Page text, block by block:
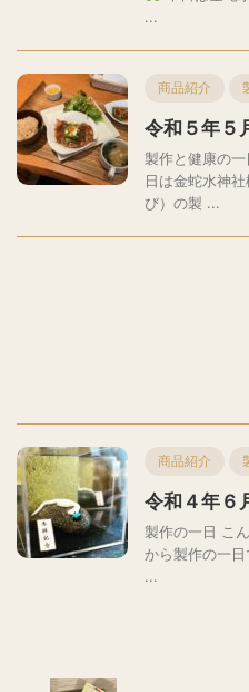
...
商品紹介
令和５年５
製作と健康の
日は金蛇水神
び）の製 ...
商品紹介
令和４年６
製作の一日 こ
から製作の一
...